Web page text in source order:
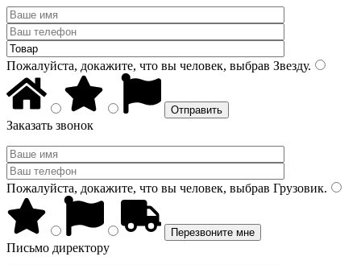
Пожалуйста, докажите, что вы человек, выбрав Звезду.
Заказать звонок
Пожалуйста, докажите, что вы человек, выбрав Грузовик.
Письмо директору